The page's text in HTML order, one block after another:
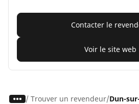
Contacter le
Voir le site web
/ Trouver un revendeur Dun-